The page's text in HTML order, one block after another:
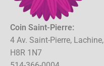
Coin Saint-Pierre:
4 Av. Saint-Pierre, Lachine,
H8R 1N7